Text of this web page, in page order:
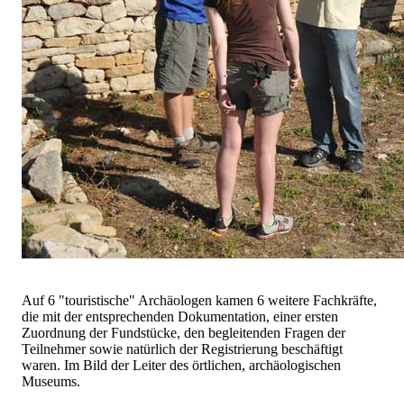
Auf 6 "touristische" Archäologen kamen 6 weitere Fachkräfte,
die mit der entsprechenden Dokumentation, einer ersten
Zuordnung der Fundstücke, den begleitenden Fragen der
Teilnehmer sowie natürlich der Registrierung beschäftigt
waren. Im Bild der Leiter des örtlichen, archäologischen
Museums.